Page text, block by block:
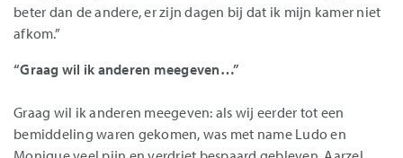
beter dan de andere, er zijn dagen bij dat ik mijn kamer niet
afkom.”
“Graag wil ik anderen meegeven…”
Graag wil ik anderen meegeven: als wij eerder tot een
bemiddeling waren gekomen, was met name Ludo en